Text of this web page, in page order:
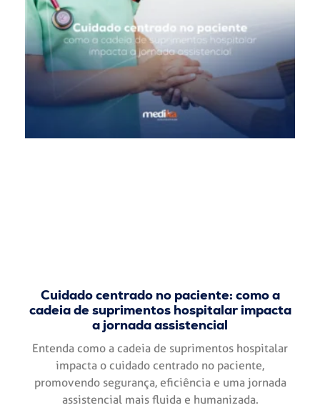
Cuidado centrado no paciente: como a
cadeia de suprimentos hospitalar impacta
a jornada assistencial
Entenda como a cadeia de suprimentos hospitalar
impacta o cuidado centrado no paciente,
promovendo segurança, eficiência e uma jornada
assistencial mais fluida e humanizada.